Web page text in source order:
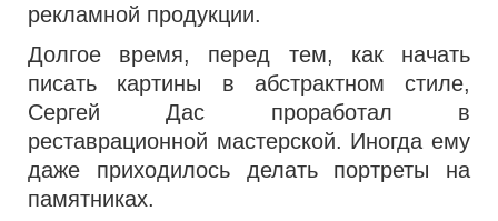
рекламной продукции.
Долгое время, перед тем, как начать
писать картины в абстрактном стиле,
Сергей Дас проработал в
реставрационной мастерской. Иногда ему
даже приходилось делать портреты на
памятниках.